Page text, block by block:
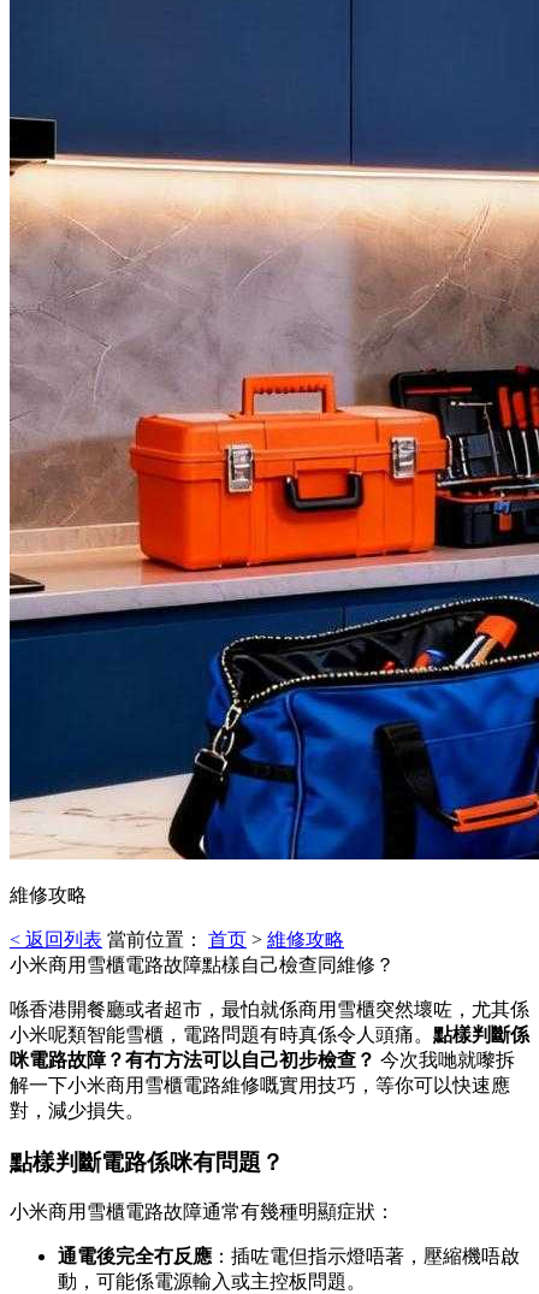
維修攻略
< 返回列表 當前位置： 首页 > 維修攻略
小米商用雪櫃電路故障點樣自己檢查同維修？
喺香港開餐廳或者超市，最怕就係商用雪櫃突然壞咗，尤其係
小米呢類智能雪櫃，電路問題有時真係令人頭痛。 點樣判斷係
咪電路故障？有冇方法可以自己初步檢查？ ​ 今次我哋就嚟拆
解一下小米商用雪櫃電路維修嘅實用技巧，等你可以快速應
對，減少損失。
點樣判斷電路係咪有問題？
小米商用雪櫃電路故障通常有幾種明顯症狀：
通電後完全冇反應 ：插咗電但指示燈唔著，壓縮機唔啟
動，可能係電源輸入或主控板問題。